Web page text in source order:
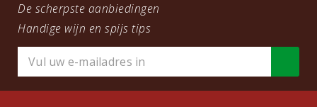
De scherpste aanbiedingen
Handige wijn en spijs tips